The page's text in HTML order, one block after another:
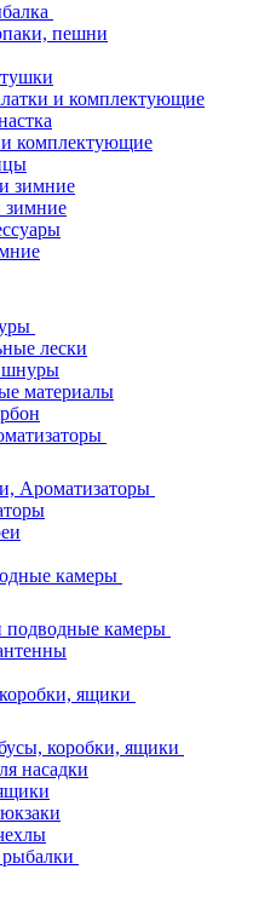
пешни
и комплектующие
комплектующие
зимние
лески
шнуры
материалы
Ароматизаторы
камеры
подводные камеры
ящики
коробки, ящики
насадки